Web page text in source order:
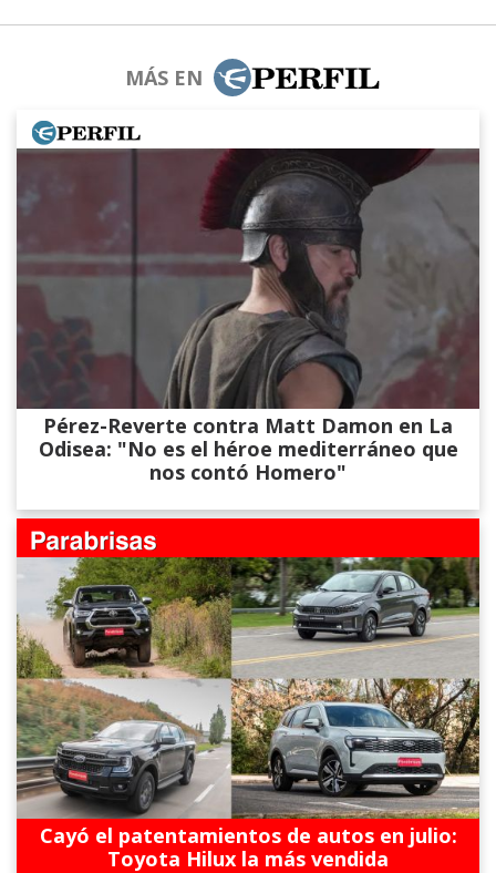
MÁS EN
Pérez-Reverte contra Matt Damon en La
Odisea: "No es el héroe mediterráneo que
nos contó Homero"
Cayó el patentamientos de autos en julio:
Toyota Hilux la más vendida